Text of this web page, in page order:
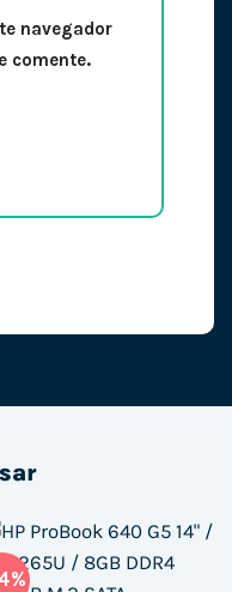
navegador
comente.